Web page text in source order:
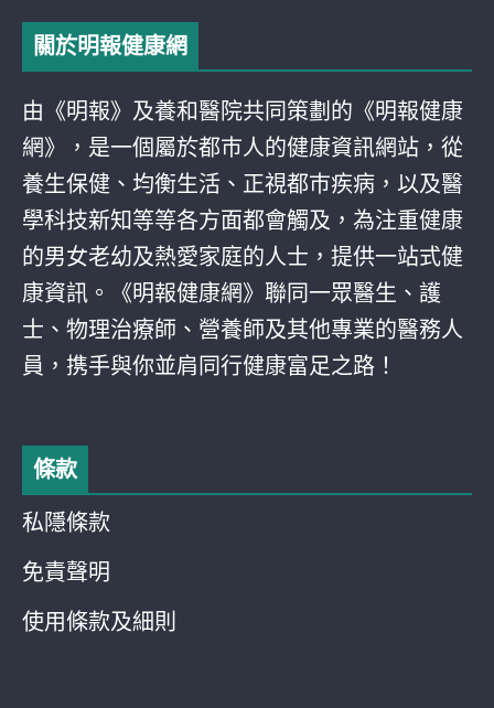
關於明報健康網
由《明報》及養和醫院共同策劃的《明報健康
網》，是一個屬於都巿人的健康資訊網站，從
養生保健、均衡生活、正視都巿疾病，以及醫
學科技新知等等各方面都會觸及，為注重健康
的男女老幼及熱愛家庭的人士，提供一站式健
康資訊。《明報健康網》聯同一眾醫生、護
士、物理治療師、營養師及其他專業的醫務人
員，携手與你並肩同行健康富足之路！
條款
私隱條款
免責聲明
使用條款及細則